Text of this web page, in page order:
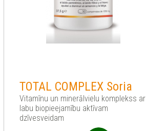
TOTAL COMPLEX Soria
Vitamīnu un minerālvielu komplekss ar
labu biopieejamību aktīvam
dzīvesveidam